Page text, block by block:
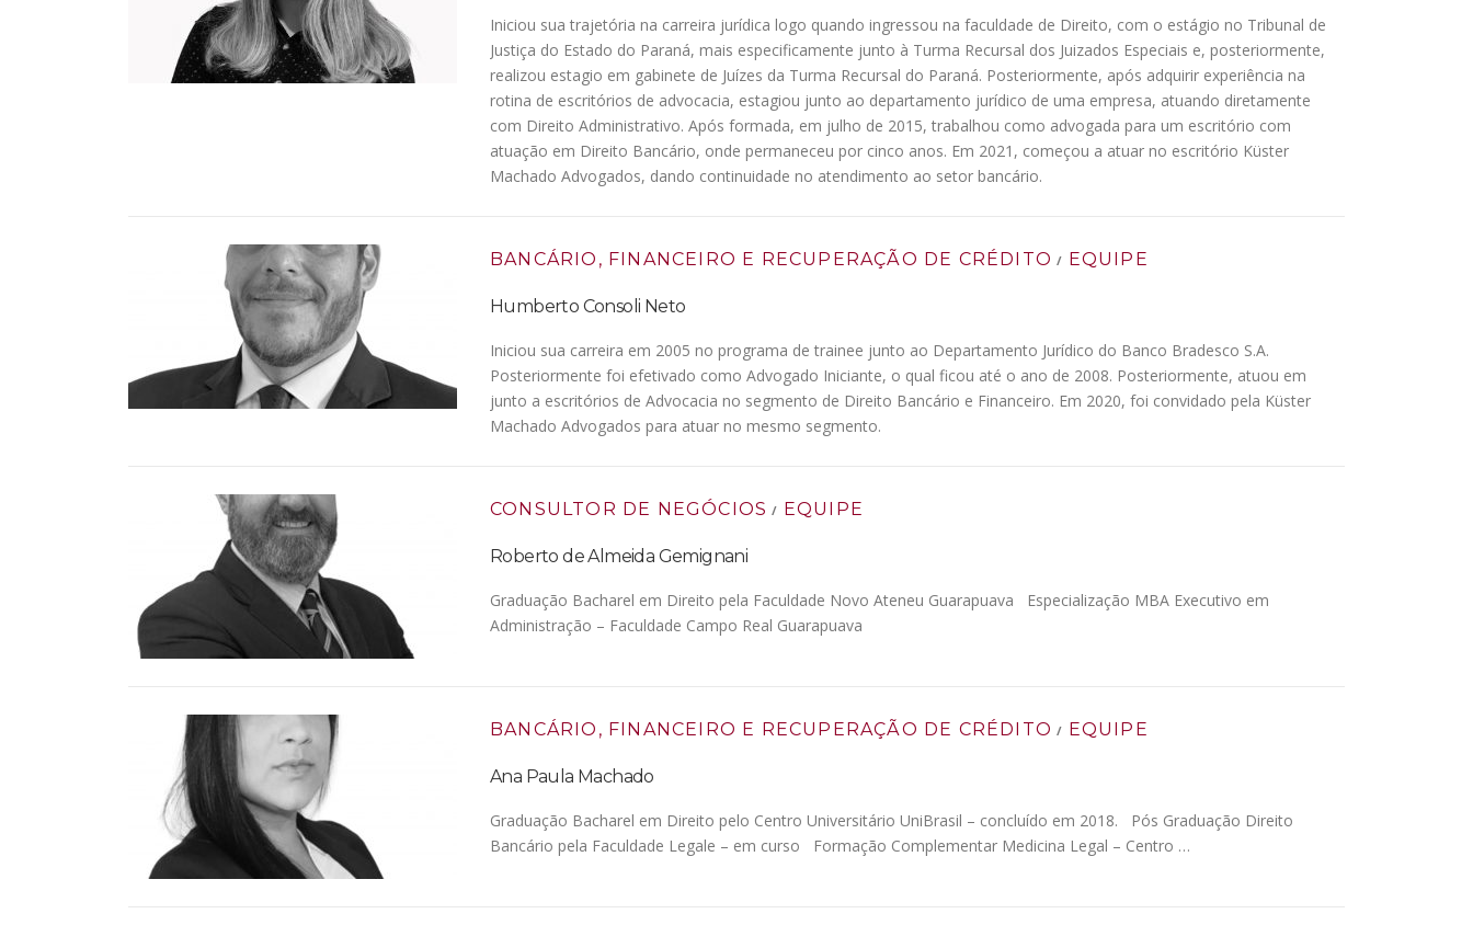
Iniciou sua trajetória na carreira jurídica logo quando ingressou na faculdade de Direito, com o estágio no Tribunal de
Justiça do Estado do Paraná, mais especificamente junto à Turma Recursal dos Juizados Especiais e, posteriormente,
realizou estagio em gabinete de Juízes da Turma Recursal do Paraná. Posteriormente, após adquirir experiência na
rotina de escritórios de advocacia, estagiou junto ao departamento jurídico de uma empresa, atuando diretamente
com Direito Administrativo. Após formada, em julho de 2015, trabalhou como advogada para um escritório com
atuação em Direito Bancário, onde permaneceu por cinco anos. Em 2021, começou a atuar no escritório Küster
Machado Advogados, dando continuidade no atendimento ao setor bancário.
BANCÁRIO, FINANCEIRO E RECUPERAÇÃO DE CRÉDITO / EQUIPE
Humberto Consoli Neto
Iniciou sua carreira em 2005 no programa de trainee junto ao Departamento Jurídico do Banco Bradesco S.A.
Posteriormente foi efetivado como Advogado Iniciante, o qual ficou até o ano de 2008. Posteriormente, atuou em
junto a escritórios de Advocacia no segmento de Direito Bancário e Financeiro. Em 2020, foi convidado pela Küster
Machado Advogados para atuar no mesmo segmento.
CONSULTOR DE NEGÓCIOS / EQUIPE
Roberto de Almeida Gemignani
Graduação Bacharel em Direito pela Faculdade Novo Ateneu Guarapuava Especialização MBA Executivo em
Administração – Faculdade Campo Real Guarapuava
BANCÁRIO, FINANCEIRO E RECUPERAÇÃO DE CRÉDITO / EQUIPE
Ana Paula Machado
Graduação Bacharel em Direito pelo Centro Universitário UniBrasil – concluído em 2018. Pós Graduação Direito
Bancário pela Faculdade Legale – em curso Formação Complementar Medicina Legal – Centro …